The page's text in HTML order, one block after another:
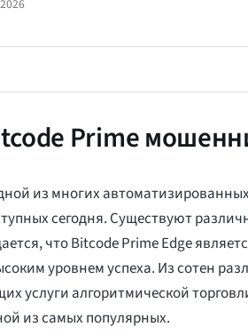
Prime
из многих
сегодня. Существуют
что Bitcode Prime Edge
уровнем успеха. Из сотен
услуги алгоритмической
из самых популярных.